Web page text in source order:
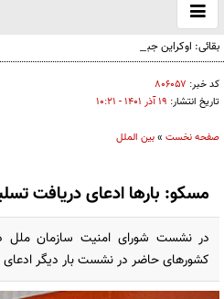
باز
و
بقائی: اوکراین جبران نکند، جبران می‌کنیم
کد خبر: ۸۰۶۰۵۷
تاریخ انتشار: ۱۹ آذر ۱۴۰۱ - ۱۰:۲۱
صفحه نخست »بین الملل
مسکو: بارها ادعای دریافت
در نشست شورای امنیت سازمان ملل
کشورهای حاضر در نشست بار دیگر ادعای